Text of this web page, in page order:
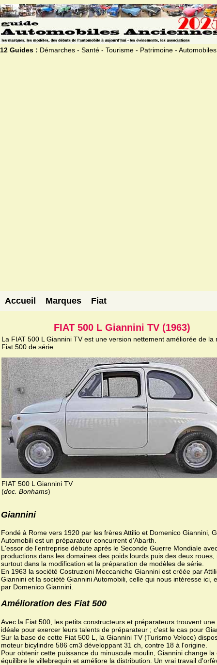
12 Guides : Démarches - Santé - Tourisme - Patrimoine - Automobiles
Accueil Marques Fiat
FIAT 500 L Giannini TV (1963)
La FIAT 500 L Giannini TV est une version nettement améliorée de la
Fiat 500 de série.
FIAT 500 L Giannini TV
(doc. Bonhams)
Giannini
Fondé à Rome vers 1920 par les frères Attilio et Domenico Giannini,
Automobili est un préparateur concurrent d'Abarth.
L'essor de l'entreprise débute après le Seconde Guerre Mondiale
productions dans les domaines des poids lourds puis des deux roues,
surtout dans la modification et la préparation de modèles de série.
En 1963 la société Costruzioni Meccaniche Giannini est créée par
Giannini et la société Giannini Automobili, celle qui nous intéresse ici,
par Domenico Giannini.
Amélioration des Fiat 500
Avec la Fiat 500, les petits constructeurs et préparateurs trouvent une
idéale pour exercer leurs talents de préparateur ; c'est le cas pour
Sur la base de cette Fiat 500 L, la Giannini TV (Turismo Veloce)
moteur bicylindre 586 cm3 développant 31 ch, contre 18 à l'origine.
Pour obtenir cette puissance du minuscule moulin, Giannini change la
équilibre le villebrequin et améliore la distribution. Un vrai travail